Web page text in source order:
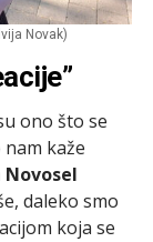
Novak)
ono što se
kaže
daleko smo
koja se